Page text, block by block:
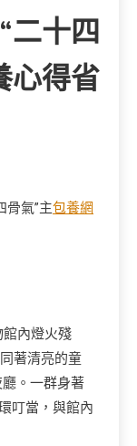
二十四
心得省
骨氣”主包養網
內燈火殘
著清亮的童
。一群身著
叮當，與館內